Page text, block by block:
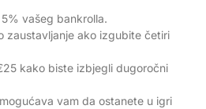
vašeg bankrolla.
zaustavljanje ako izgubite četiri
kako biste izbjegli dugoročni
vam da ostanete u igri